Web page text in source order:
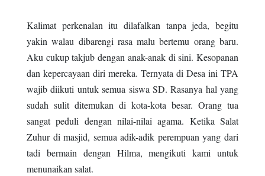
Kalimat perkenalan itu dilafalkan tanpa jeda, begitu
yakin walau dibarengi rasa malu bertemu orang baru.
Aku cukup takjub dengan anak-anak di sini. Kesopanan
dan kepercayaan diri mereka. Ternyata di Desa ini TPA
wajib diikuti untuk semua siswa SD. Rasanya hal yang
sudah sulit ditemukan di kota-kota besar. Orang tua
sangat peduli dengan nilai-nilai agama. Ketika Salat
Zuhur di masjid, semua adik-adik perempuan yang dari
tadi bermain dengan Hilma, mengikuti kami untuk
menunaikan salat.